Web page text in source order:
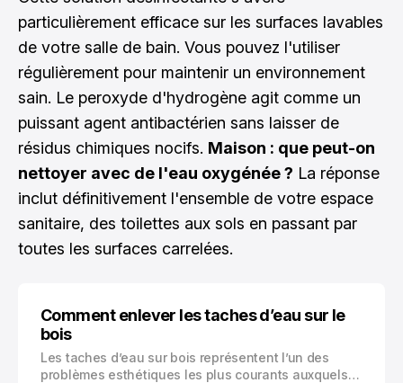
particulièrement efficace sur les surfaces lavables
de votre salle de bain. Vous pouvez l'utiliser
régulièrement pour maintenir un environnement
sain. Le peroxyde d'hydrogène agit comme un
puissant agent antibactérien sans laisser de
résidus chimiques nocifs. Maison : que peut-on
nettoyer avec de l'eau oxygénée ? La réponse
inclut définitivement l'ensemble de votre espace
sanitaire, des toilettes aux sols en passant par
toutes les surfaces carrelées.
Comment enlever les taches d’eau sur le
bois
Les taches d’eau sur bois représentent l’un des
problèmes esthétiques les plus courants auxquels